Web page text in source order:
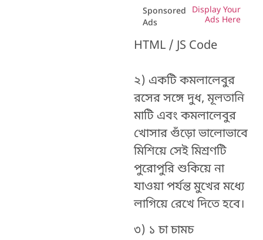
Sponsored
Ads
Display Your
Ads Here
HTML / JS Code
২) একটি কমলালেবুর
রসের সঙ্গে দুধ, মূলতানি
মাটি এবং কমলালেবুর
খোসার গুঁড়ো ভালোভাবে
মিশিয়ে সেই মিশ্রণটি
পুরোপুরি শুকিয়ে না
যাওয়া পর্যন্ত মুখের মধ্যে
লাগিয়ে রেখে দিতে হবে।
৩) ১ চা চামচ